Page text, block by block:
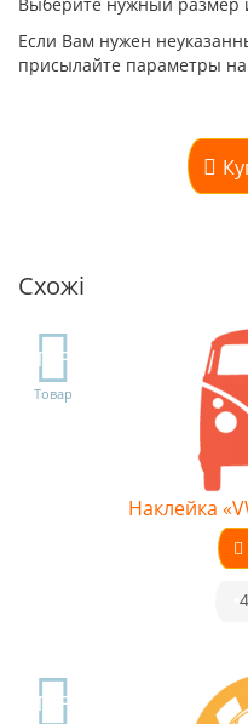
Если Вам нужен
присылайте параметры
Схожі
TOP
Товар
Наклейка
TOP